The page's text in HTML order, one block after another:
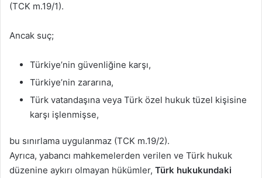
(TCK m.19/1).
Ancak suç;
Türkiye’nin güvenliğine karşı,
Türkiye’nin zararına,
Türk vatandaşına veya Türk özel hukuk tüzel kişisine
karşı işlenmişse,
bu sınırlama uygulanmaz (TCK m.19/2).
Ayrıca, yabancı mahkemelerden verilen ve Türk hukuk
düzenine aykırı olmayan hükümler, Türk hukukundaki